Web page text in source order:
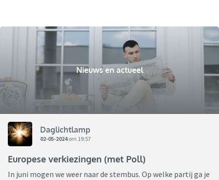
Nieuws en actueel
Daglichtlamp
02-05-2024om 19:57
Europese verkiezingen (met Poll)
In juni mogen we weer naar de stembus. Op welke partij ga je